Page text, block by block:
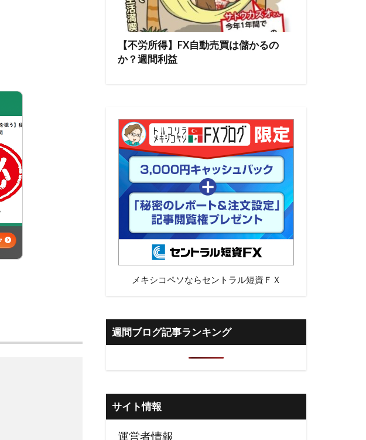
【不労所得】FX自動売買は儲かるの
か？週間利益
メキシコペソならセントラル短資ＦＸ
週間ブログ記事ランキング
サイト情報
運営者情報